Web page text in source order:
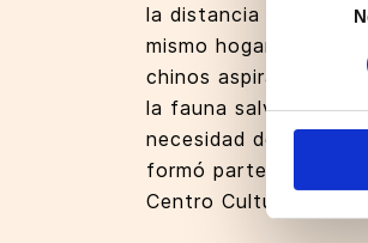
la distancia que
mismo hogar: el
chinos aspiran a que,
la fauna salvaje de
necesidad de
formó parte de la
Centro Cultural de